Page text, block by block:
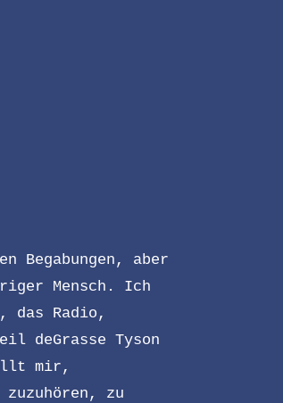
Begabungen, aber
Mensch. Ich
das Radio,
deGrasse Tyson
mir,
zu